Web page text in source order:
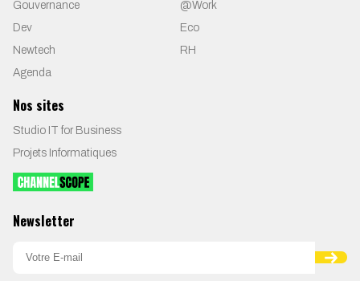
Gouvernance
@Work
Dev
Eco
Newtech
RH
Agenda
Nos sites
Studio IT for Business
Projets Informatiques
Newsletter